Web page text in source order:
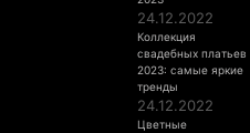
24.12.2022
Коллекция
свадебных платьев
2023: самые яркие
тренды
24.12.2022
Цветные